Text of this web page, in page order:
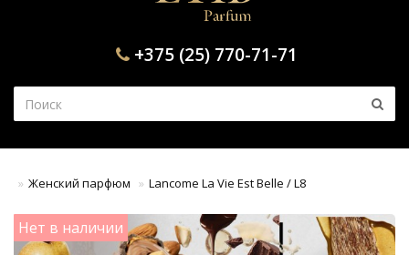
+375 (25) 770-71-71
Женский парфюм Lancome La Vie Est Belle / L8
Нет в наличии